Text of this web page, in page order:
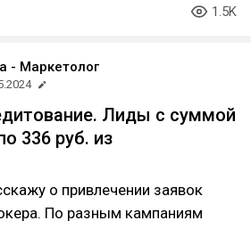
1.5K
- Маркетолог
Лиды с суммой
336 руб. из
о привлечении заявок
По разным кампаниям